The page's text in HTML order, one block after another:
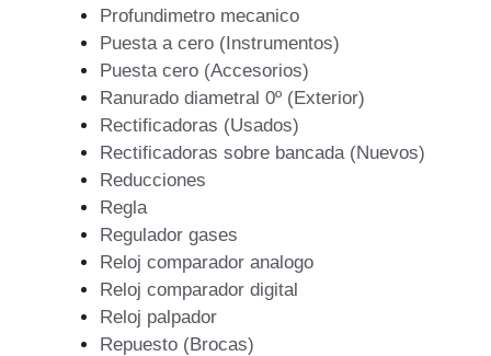
Profundimetro mecanico
Puesta a cero (Instrumentos)
Puesta cero (Accesorios)
Ranurado diametral 0º (Exterior)
Rectificadoras (Usados)
Rectificadoras sobre bancada (Nuevos)
Reducciones
Regla
Regulador gases
Reloj comparador analogo
Reloj comparador digital
Reloj palpador
Repuesto (Brocas)